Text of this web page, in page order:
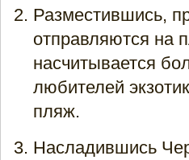
Разместившись,
отправляются на
насчитывается
любителей
пляж.
Насладившись